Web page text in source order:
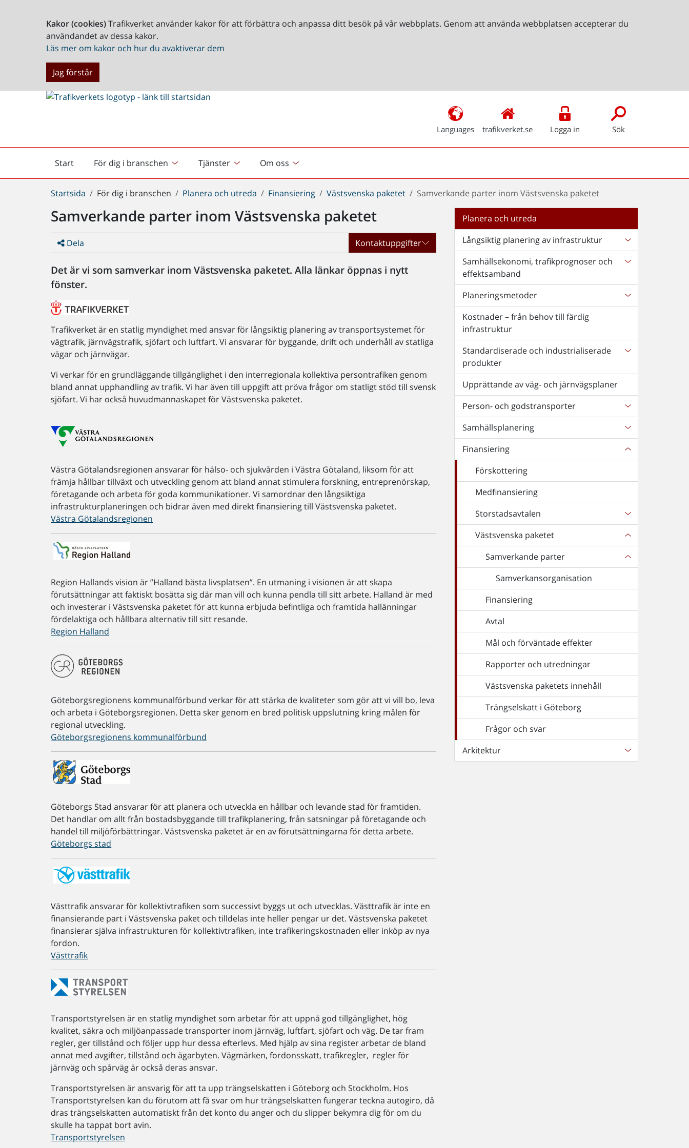
Kakor (cookies)Trafikverket använder kakor för att förbättra och anpassa ditt besök på vår webbplats. Genom att använda webbplatsen accepterar du
användandet av dessa kakor.
Läs mer om kakor och hur du avaktiverar dem
Jag förstår
Languages trafikverket.se Logga in Sök
Start
Startsida För dig i branschen Tjänster Om oss
Du
här:
Startsida För dig i branschen Planera och utreda Finansiering Västsvenska paketet Samverkande parter inom Västsvenska paketet
Samverkande parter inom Västsvenska paketet
Dela Kontaktuppgifter
Det är vi som samverkar inom Västsvenska paketet. Alla länkar öppnas i nytt
fönster.
Trafikverket är en statlig myndighet med ansvar för långsiktig planering av transportsystemet för
vägtrafik, järnvägstrafik, sjöfart och luftfart. Vi ansvarar för byggande, drift och underhåll av statliga
vägar och järnvägar.
Vi verkar för en grundläggande tillgänglighet i den interregionala kollektiva persontrafiken genom
bland annat upphandling av trafik. Vi har även till uppgift att pröva frågor om statligt stöd till svensk
sjöfart. Vi har också huvudmannaskapet för Västsvenska paketet.
Västra Götalandsregionen ansvarar för hälso- och sjukvården i Västra Götaland, liksom för att
främja hållbar tillväxt och utveckling genom att bland annat stimulera forskning, entreprenörskap,
företagande och arbeta för goda kommunikationer. Vi samordnar den långsiktiga
infrastrukturplaneringen och bidrar även med direkt finansiering till Västsvenska paketet.
Västra Götalandsregionen
Region Hallands vision är ”Halland bästa livsplatsen”. En utmaning i visionen är att skapa
förutsättningar att faktiskt bosätta sig där man vill och kunna pendla till sitt arbete. Halland är med
och investerar i Västsvenska paketet för att kunna erbjuda befintliga och framtida hallänningar
fördelaktiga och hållbara alternativ till sitt resande.
Region Halland
Göteborgsregionens kommunalförbund verkar för att stärka de kvaliteter som gör att vi vill bo, leva
och arbeta i Göteborgsregionen. Detta sker genom en bred politisk uppslutning kring målen för
regional utveckling.
Göteborgsregionens kommunalförbund
Göteborgs Stad ansvarar för att planera och utveckla en hållbar och levande stad för framtiden.
Det handlar om allt från bostadsbyggande till trafikplanering, från satsningar på företagande och
handel till miljöförbättringar. Västsvenska paketet är en av förutsättningarna för detta arbete.
Göteborgs stad
Västtrafik ansvarar för kollektivtrafiken som successivt byggs ut och utvecklas. Västtrafik är inte en
finansierande part i Västsvenska paket och tilldelas inte heller pengar ur det. Västsvenska paketet
finansierar själva infrastrukturen för kollektivtrafiken, inte trafikeringskostnaden eller inköp av nya
fordon.
Västtrafik
Transportstyrelsen är en statlig myndighet som arbetar för att uppnå god tillgänglighet, hög
kvalitet, säkra och miljöanpassade transporter inom järnväg, luftfart, sjöfart och väg. De tar fram
regler, ger tillstånd och följer upp hur dessa efterlevs. Med hjälp av sina register arbetar de bland
annat med avgifter, tillstånd och ägarbyten. Vägmärken, fordonsskatt, trafikregler, regler för
järnväg och spårväg är också deras ansvar.
Transportstyrelsen är ansvarig för att ta upp trängselskatten i Göteborg och Stockholm. Hos
Transportstyrelsen kan du förutom att få svar om hur trängselskatten fungerar teckna autogiro, då
dras trängselskatten automatiskt från det konto du anger och du slipper bekymra dig för om du
skulle ha tappat bort avin.
Transportstyrelsen
Planera och utreda
Långsiktig planering av infrastruktur
Samhällsekonomi, trafikprognoser och
effektsamband
Planeringsmetoder
Kostnader – från behov till färdig
infrastruktur
Standardiserade och industrialiserade
produkter
Upprättande av väg- och järnvägsplaner
Person- och godstransporter
Samhällsplanering
Finansiering
Förskottering
Medfinansiering
Storstadsavtalen
Västsvenska paketet
Samverkande parter
Samverkansorganisation
Finansiering
Avtal
Mål och förväntade effekter
Rapporter och utredningar
Västsvenska paketets innehåll
Trängselskatt i Göteborg
Frågor och svar
Arkitektur